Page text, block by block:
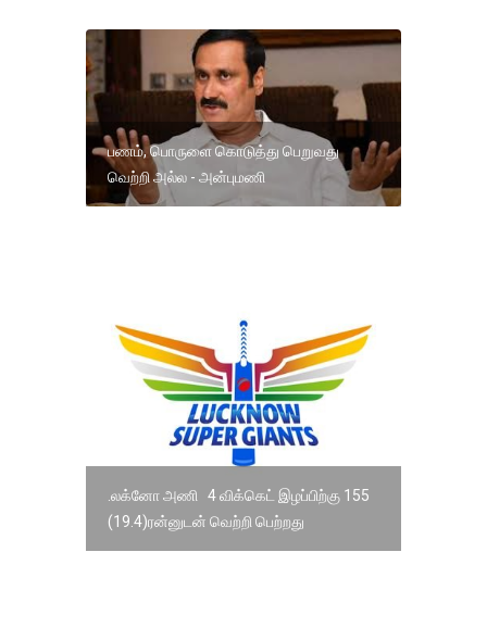
பணம், பொருளை கொடுத்து பெறுவது
வெற்றி அல்ல - அன்புமணி
.லக்னோ அணி 4 விக்கெட் இழப்பிற்கு 155
(19.4)ரன்னுடன் வெற்றி பெற்றது